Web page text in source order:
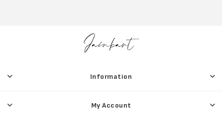
Information
My Account